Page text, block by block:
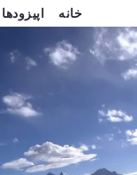
اپیزودها خانه